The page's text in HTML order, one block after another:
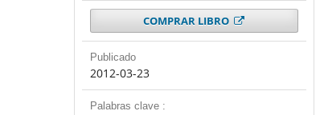
COMPRAR LIBRO
Publicado
2012-03-23
Palabras clave :